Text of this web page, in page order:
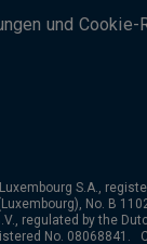
und Cookie-
S.A.,
No. B
regulated by the
No. 08068841.